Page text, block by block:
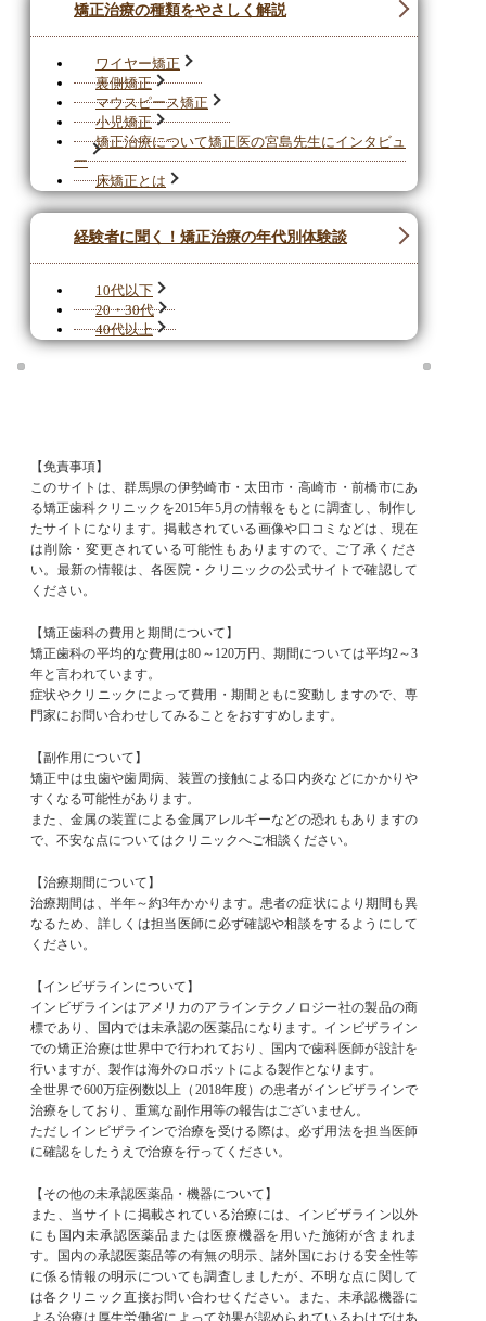
矯正治療の種類をやさしく解説
ワイヤー矯正
裏側矯正
マウスピース矯正
小児矯正
矯正治療について矯正医の宮島先生にインタビュ
ー
床矯正とは
経験者に聞く！矯正治療の年代別体験談
10代以下
20・30代
40代以上
【免責事項】
このサイトは、群馬県の伊勢崎市・太田市・高崎市・前橋市にあ
る矯正歯科クリニックを2015年5月の情報をもとに調査し、制作し
たサイトになります。掲載されている画像や口コミなどは、現在
は削除・変更されている可能性もありますので、ご了承くださ
い。最新の情報は、各医院・クリニックの公式サイトで確認して
ください。
【矯正歯科の費用と期間について】
矯正歯科の平均的な費用は80～120万円、期間については平均2～3
年と言われています。
症状やクリニックによって費用・期間ともに変動しますので、専
門家にお問い合わせしてみることをおすすめします。
【副作用について】
矯正中は虫歯や歯周病、装置の接触による口内炎などにかかりや
すくなる可能性があります。
また、金属の装置による金属アレルギーなどの恐れもありますの
で、不安な点についてはクリニックへご相談ください。
【治療期間について】
治療期間は、半年～約3年かかります。患者の症状により期間も異
なるため、詳しくは担当医師に必ず確認や相談をするようにして
ください。
【インビザラインについて】
インビザラインはアメリカのアラインテクノロジー社の製品の商
標であり、国内では未承認の医薬品になります。インビザライン
での矯正治療は世界中で行われており、国内で歯科医師が設計を
行いますが、製作は海外のロボットによる製作となります。
全世界で600万症例数以上（2018年度）の患者がインビザラインで
治療をしており、重篤な副作用等の報告はございません。
ただしインビザラインで治療を受ける際は、必ず用法を担当医師
に確認をしたうえで治療を行ってください。
【その他の未承認医薬品・機器について】
また、当サイトに掲載されている治療には、インビザライン以外
にも国内未承認医薬品または医療機器を用いた施術が含まれま
す。国内の承認医薬品等の有無の明示、諸外国における安全性等
に係る情報の明示についても調査しましたが、不明な点に関して
は各クリニック直接お問い合わせください。また、未承認機器に
よる治療は厚生労働省によって効果が認められているわけではあ